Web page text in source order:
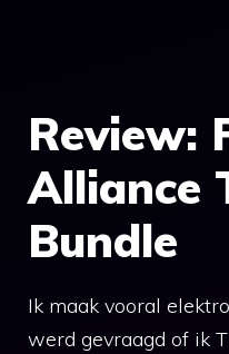
Review:
Alliance
Bundle
Ik maak vooral
werd gevraagd of ik